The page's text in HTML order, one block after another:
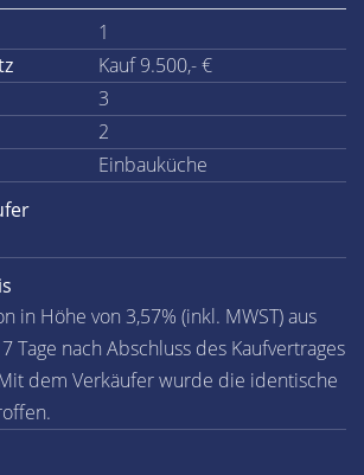
1
Kauf 9.500,- €
3
2
Einbauküche
in Höhe von 3,57% (inkl. MWST) aus
Tage nach Abschluss des Kaufvertrages
dem Verkäufer wurde die identische